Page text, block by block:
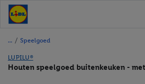
/ Speelgoed
LUPILU®
Houten speelgoed buitenkeuken -